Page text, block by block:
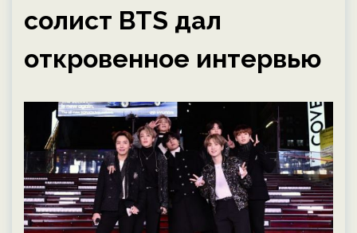
солист BTS дал
откровенное интервью